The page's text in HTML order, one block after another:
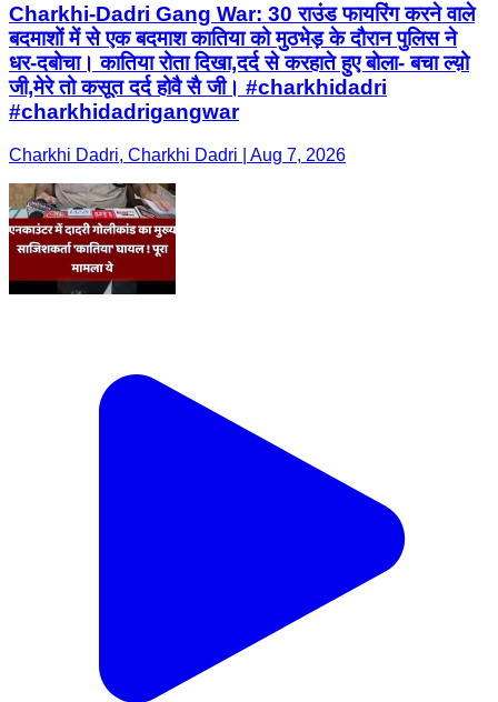
Charkhi-Dadri Gang War: 30 राउंड फायरिंग करने वाले
बदमाशों में से एक बदमाश कातिया को मुठभेड़ के दौरान पुलिस ने
धर-दबोचा। कातिया रोता दिखा,दर्द से करहाते हुए बोला- बचा ल्य़ो
जी,मेरे तो कसूत दर्द होवै सै जी। #charkhidadri
#charkhidadrigangwar
Charkhi Dadri, Charkhi Dadri | Aug 7, 2026